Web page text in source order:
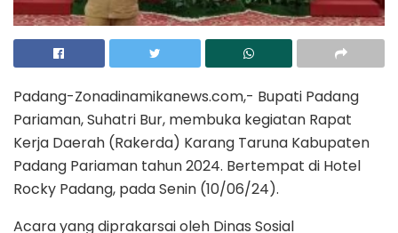
Padang-Zonadinamikanews.com,- Bupati Padang
Pariaman, Suhatri Bur, membuka kegiatan Rapat
Kerja Daerah (Rakerda) Karang Taruna Kabupaten
Padang Pariaman tahun 2024. Bertempat di Hotel
Rocky Padang, pada Senin (10/06/24).
Acara yang diprakarsai oleh Dinas Sosial